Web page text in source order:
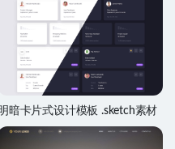
暗卡片式设计模板 .sketch素材